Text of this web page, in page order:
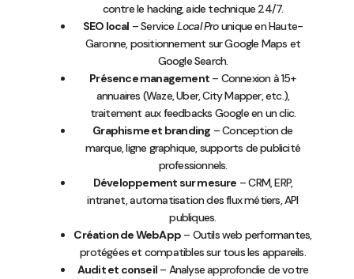
contre le hacking, aide technique 24/7.
SEO local – Service Local Prounique en Haute-
Garonne, positionnement sur Google Maps et
Google Search.
Présence management – Connexion à 15+
annuaires (Waze, Uber, City Mapper, etc.),
traitement aux feedbacks Google en un clic.
Graphisme et branding – Conception de
marque, ligne graphique, supports de publicité
professionnels.
Développement sur mesure – CRM, ERP,
intranet, automatisation des flux métiers, API
publiques.
Création de WebApp – Outils web performantes,
protégées et compatibles sur tous les appareils.
Audit et conseil – Analyse approfondie de votre